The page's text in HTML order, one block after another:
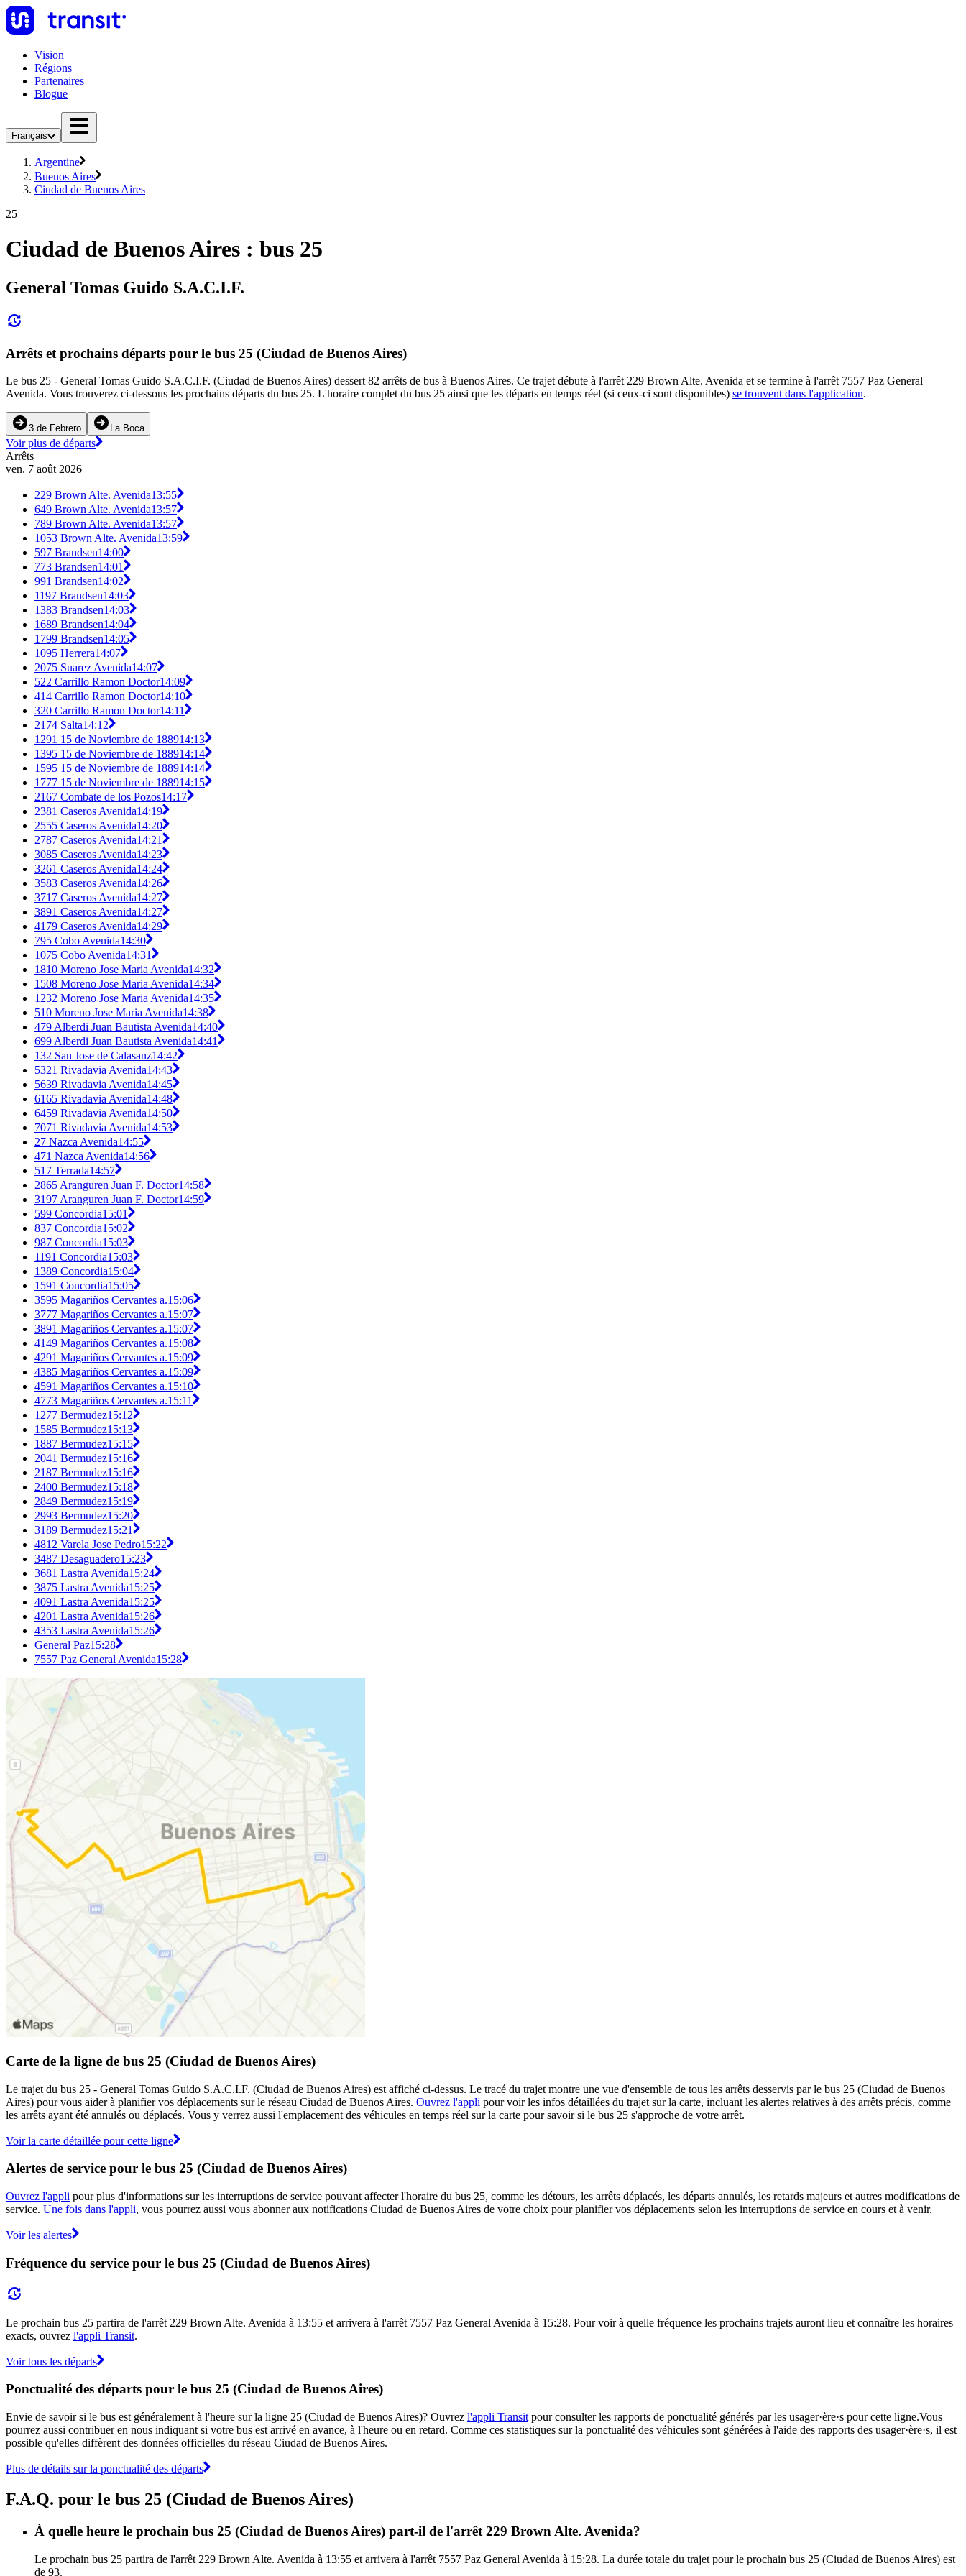
Vision
Régions
Partenaires
Blogue
Français
Argentine
Buenos Aires
Ciudad de Buenos Aires
25
Ciudad de Buenos Aires : bus 25
General Tomas Guido S.A.C.I.F.
Arrêts et prochains départs pour le bus 25 (Ciudad de Buenos Aires)
Le bus 25 - General Tomas Guido S.A.C.I.F. (Ciudad de Buenos Aires) dessert 82 arrêts de bus à Buenos Aires. Ce trajet débute à l'arrêt 229 Brown Alte. Avenida et se termine à l'arrêt 7557 Paz General
Avenida. Vous trouverez ci-dessous les prochains départs du bus 25. L'horaire complet du bus 25 ainsi que les départs en temps réel (si ceux-ci sont disponibles) se trouvent dans l'application.
3 de Febrero La Boca
Voir plus de départs
Arrêts
ven. 7 août 2026
229 Brown Alte. Avenida13:55
649 Brown Alte. Avenida13:57
789 Brown Alte. Avenida13:57
1053 Brown Alte. Avenida13:59
597 Brandsen14:00
773 Brandsen14:01
991 Brandsen14:02
1197 Brandsen14:03
1383 Brandsen14:03
1689 Brandsen14:04
1799 Brandsen14:05
1095 Herrera14:07
2075 Suarez Avenida14:07
522 Carrillo Ramon Doctor14:09
414 Carrillo Ramon Doctor14:10
320 Carrillo Ramon Doctor14:11
2174 Salta14:12
1291 15 de Noviembre de 188914:13
1395 15 de Noviembre de 188914:14
1595 15 de Noviembre de 188914:14
1777 15 de Noviembre de 188914:15
2167 Combate de los Pozos14:17
2381 Caseros Avenida14:19
2555 Caseros Avenida14:20
2787 Caseros Avenida14:21
3085 Caseros Avenida14:23
3261 Caseros Avenida14:24
3583 Caseros Avenida14:26
3717 Caseros Avenida14:27
3891 Caseros Avenida14:27
4179 Caseros Avenida14:29
795 Cobo Avenida14:30
1075 Cobo Avenida14:31
1810 Moreno Jose Maria Avenida14:32
1508 Moreno Jose Maria Avenida14:34
1232 Moreno Jose Maria Avenida14:35
510 Moreno Jose Maria Avenida14:38
479 Alberdi Juan Bautista Avenida14:40
699 Alberdi Juan Bautista Avenida14:41
132 San Jose de Calasanz14:42
5321 Rivadavia Avenida14:43
5639 Rivadavia Avenida14:45
6165 Rivadavia Avenida14:48
6459 Rivadavia Avenida14:50
7071 Rivadavia Avenida14:53
27 Nazca Avenida14:55
471 Nazca Avenida14:56
517 Terrada14:57
2865 Aranguren Juan F. Doctor14:58
3197 Aranguren Juan F. Doctor14:59
599 Concordia15:01
837 Concordia15:02
987 Concordia15:03
1191 Concordia15:03
1389 Concordia15:04
1591 Concordia15:05
3595 Magariños Cervantes a.15:06
3777 Magariños Cervantes a.15:07
3891 Magariños Cervantes a.15:07
4149 Magariños Cervantes a.15:08
4291 Magariños Cervantes a.15:09
4385 Magariños Cervantes a.15:09
4591 Magariños Cervantes a.15:10
4773 Magariños Cervantes a.15:11
1277 Bermudez15:12
1585 Bermudez15:13
1887 Bermudez15:15
2041 Bermudez15:16
2187 Bermudez15:16
2400 Bermudez15:18
2849 Bermudez15:19
2993 Bermudez15:20
3189 Bermudez15:21
4812 Varela Jose Pedro15:22
3487 Desaguadero15:23
3681 Lastra Avenida15:24
3875 Lastra Avenida15:25
4091 Lastra Avenida15:25
4201 Lastra Avenida15:26
4353 Lastra Avenida15:26
General Paz15:28
7557 Paz General Avenida15:28
Carte de la ligne de bus 25 (Ciudad de Buenos Aires)
Le trajet du bus 25 - General Tomas Guido S.A.C.I.F. (Ciudad de Buenos Aires) est affiché ci-dessus. Le tracé du trajet montre une vue d'ensemble de tous les arrêts desservis par le bus 25 (Ciudad de Buenos
Aires) pour vous aider à planifier vos déplacements sur le réseau Ciudad de Buenos Aires. Ouvrez l'appli pour voir les infos détaillées du trajet sur la carte, incluant les alertes relatives à des arrêts précis, comme
les arrêts ayant été annulés ou déplacés. Vous y verrez aussi l'emplacement des véhicules en temps réel sur la carte pour savoir si le bus 25 s'approche de votre arrêt.
Voir la carte détaillée pour cette ligne
Alertes de service pour le bus 25 (Ciudad de Buenos Aires)
Ouvrez l'appli pour plus d'informations sur les interruptions de service pouvant affecter l'horaire du bus 25, comme les détours, les arrêts déplacés, les départs annulés, les retards majeurs et autres modifications de
service. Une fois dans l'appli, vous pourrez aussi vous abonner aux notifications Ciudad de Buenos Aires de votre choix pour planifier vos déplacements selon les interruptions de service en cours et à venir.
Voir les alertes
Fréquence du service pour le bus 25 (Ciudad de Buenos Aires)
Le prochain bus 25 partira de l'arrêt 229 Brown Alte. Avenida à 13:55 et arrivera à l'arrêt 7557 Paz General Avenida à 15:28. Pour voir à quelle fréquence les prochains trajets auront lieu et connaître les horaires
exacts, ouvrez l'appli Transit.
Voir tous les départs
Ponctualité des départs pour le bus 25 (Ciudad de Buenos Aires)
Envie de savoir si le bus est généralement à l'heure sur la ligne 25 (Ciudad de Buenos Aires)? Ouvrez l'appli Transit pour consulter les rapports de ponctualité générés par les usager·ère·s pour cette ligne.Vous
pourrez aussi contribuer en nous indiquant si votre bus est arrivé en avance, à l'heure ou en retard. Comme ces statistiques sur la ponctualité des véhicules sont générées à l'aide des rapports des usager·ère·s, il est
possible qu'elles diffèrent des données officielles du réseau Ciudad de Buenos Aires.
Plus de détails sur la ponctualité des départs
F.A.Q. pour le bus 25 (Ciudad de Buenos Aires)
À quelle heure le prochain bus 25 (Ciudad de Buenos Aires) part-il de l'arrêt 229 Brown Alte. Avenida?
Le prochain bus 25 partira de l'arrêt 229 Brown Alte. Avenida à 13:55 et arrivera à l'arrêt 7557 Paz General Avenida à 15:28. La durée totale du trajet pour le prochain bus 25 (Ciudad de Buenos Aires) est
de 93.